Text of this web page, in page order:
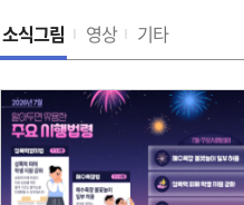
소식그림 영상 기타